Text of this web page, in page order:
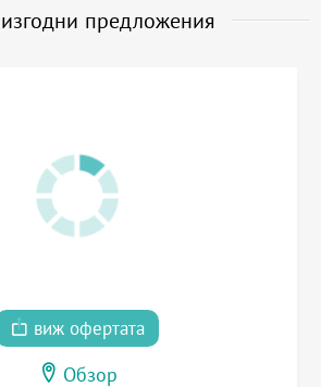
предложения
виж офертата
Обзор